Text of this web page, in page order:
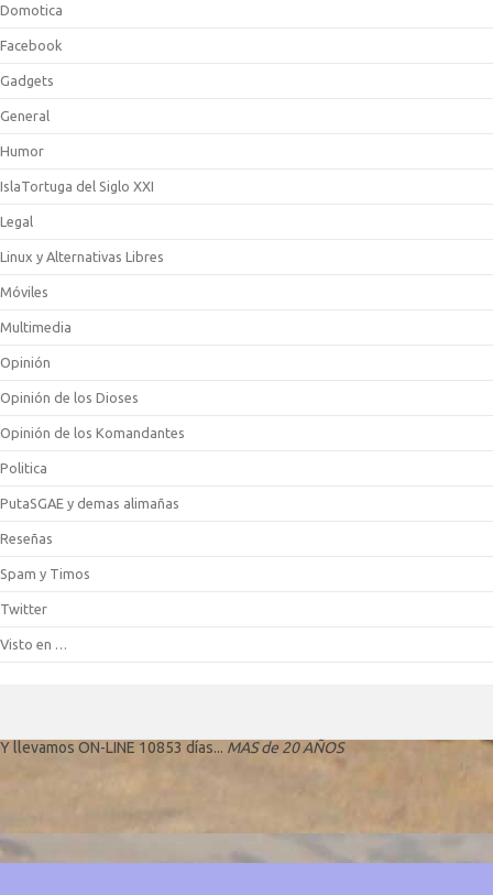
Domotica
Facebook
Gadgets
General
Humor
IslaTortuga del Siglo XXI
Legal
Linux y Alternativas Libres
Móviles
Multimedia
Opinión
Opinión de los Dioses
Opinión de los Komandantes
Politica
PutaSGAE y demas alimañas
Reseñas
Spam y Timos
Twitter
Visto en …
Y llevamos ON-LINE 10853 días... MAS de 20 AÑOS